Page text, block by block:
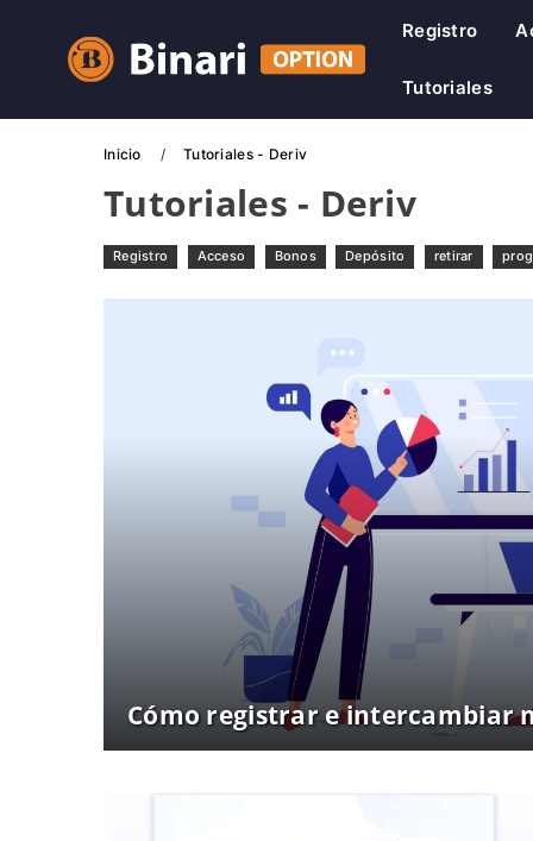
Registro
Tutoriales
Inicio Tutoriales - Deriv
Tutoriales - Deriv
Registro Acceso Bonos Depósito retirar
Cómo registrar e intercambiar